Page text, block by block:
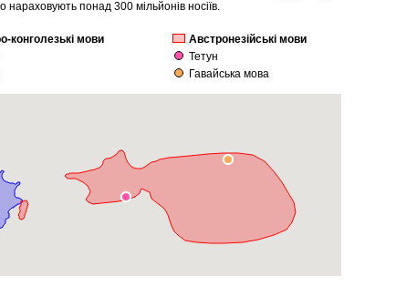
понад 300 мільйонів носіїв.
конголезькі мови
Австронезійські мови
Тетун
Гавайська мова